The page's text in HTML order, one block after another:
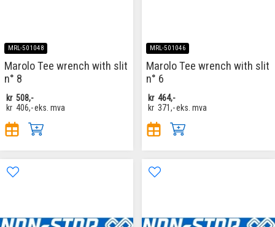
MRL-501048
Marolo Tee wrench with slit
n° 8
kr 508,-
kr 406,-eks. mva
MRL-501046
Marolo Tee wrench with slit
n° 6
kr 464,-
kr 371,-eks. mva